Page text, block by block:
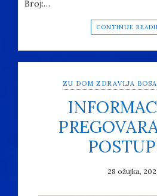
Broj:…
CONTINUE
ZU DOM ZDRAVLJA
28 ožujka,